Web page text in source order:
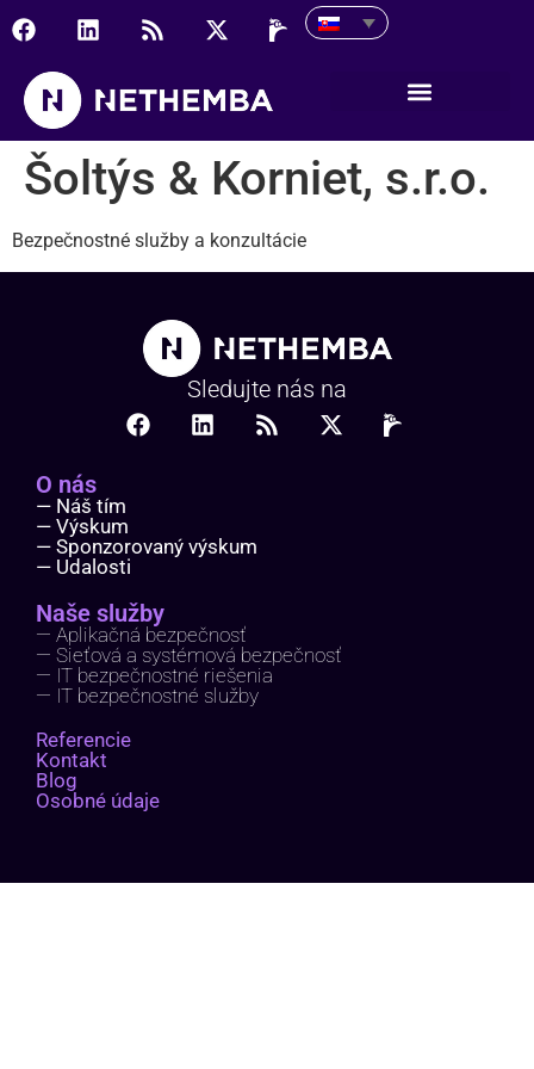
Šoltýs & Korniet, s.r.o.
Šoltýs & Korniet, s.r.o.
Bezpečnostné služby a konzultácie
Sledujte nás na
O nás
— Náš tím
— Výskum
— Sponzorovaný výskum
— Udalosti
Naše služby
— Aplikačná bezpečnosť
— Sieťová a systémová bezpečnosť
— IT bezpečnostné riešenia
— IT bezpečnostné služby
Referencie
Kontakt
Blog
Osobné údaje